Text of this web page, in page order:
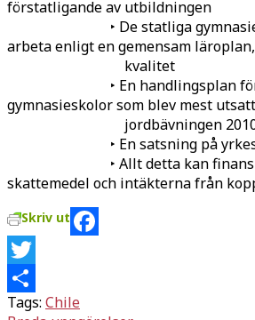
förstatligande av utbildningen
‣ De statliga
arbeta enligt en gemensam
kvalitet
‣ En handlingsplan för att
gymnasieskolor som blev mest
jordbävningen
‣ En satsning på
‣ Allt detta kan
skattemedel och intäkterna från
Skriv ut
Facebook
Twitter
Dela
Tags: Chile